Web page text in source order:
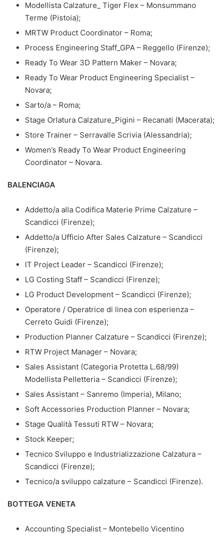
Modellista Calzature_ Tiger Flex – Monsummano
Terme (Pistoia);
MRTW Product Coordinator – Roma;
Process Engineering Staff_GPA – Reggello (Firenze);
Ready To Wear 3D Pattern Maker – Novara;
Ready To Wear Product Engineering Specialist –
Novara;
Sarto/a – Roma;
Stage Orlatura Calzature_Pigini – Recanati (Macerata);
Store Trainer – Serravalle Scrivia (Alessandria);
Women’s Ready To Wear Product Engineering
Coordinator – Novara.
BALENCIAGA
Addetto/a alla Codifica Materie Prime Calzature –
Scandicci (Firenze);
Addetto/a Ufficio After Sales Calzature – Scandicci
(Firenze);
IT Project Leader – Scandicci (Firenze);
LG Costing Staff – Scandicci (Firenze);
LG Product Development – Scandicci (Firenze);
Operatore / Operatrice di linea con esperienza –
Cerreto Guidi (Firenze);
Production Planner Calzature – Scandicci (Firenze);
RTW Project Manager – Novara;
Sales Assistant (Categoria Protetta L.68/99)
Modellista Pelletteria – Scandicci (Firenze);
Sales Assistant – Sanremo (Imperia), Milano;
Soft Accessories Production Planner – Novara;
Stage Qualità Tessuti RTW – Novara;
Stock Keeper;
Tecnico Sviluppo e Industrializzazione Calzatura –
Scandicci (Firenze);
Tecnico/a sviluppo calzature – Scandicci (Firenze).
BOTTEGA VENETA
Accounting Specialist – Montebello Vicentino